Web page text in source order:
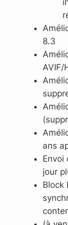
8.3
AVIF/
ans
Envoi
jour
Block